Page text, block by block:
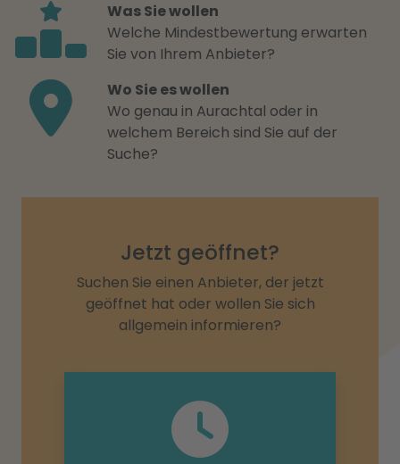
Was Sie wollen
Welche Mindestbewertung erwarten
Sie von Ihrem Anbieter?
Wo Sie es wollen
Wo genau in Aurachtal oder in
welchem Bereich sind Sie auf der
Suche?
Jetzt geöffnet?
Suchen Sie einen Anbieter, der jetzt
geöffnet hat oder wollen Sie sich
allgemein informieren?